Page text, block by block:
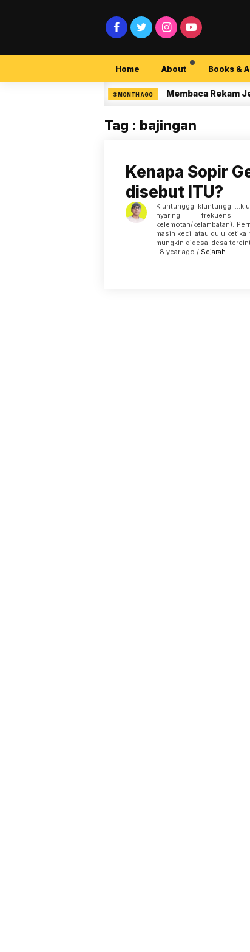
Home About Books &
3 MONTH AGO Membaca Rekam Jejak
Tag : bajingan
Kenapa Sopir
disebut ITU?
nyaring frekuensi
kelemotan/kelambatan).
masih kecil atau dulu ketika
mungkin didesa-desa
| 8 year ago / Sejarah